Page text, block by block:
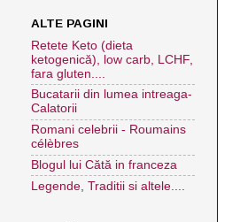
ALTE PAGINI
Retete Keto (dieta
ketogenică), low carb, LCHF,
fara gluten....
Bucatarii din lumea intreaga-
Calatorii
Romani celebrii - Roumains
célèbres
Blogul lui Cătă in franceza
Legende, Traditii si altele....